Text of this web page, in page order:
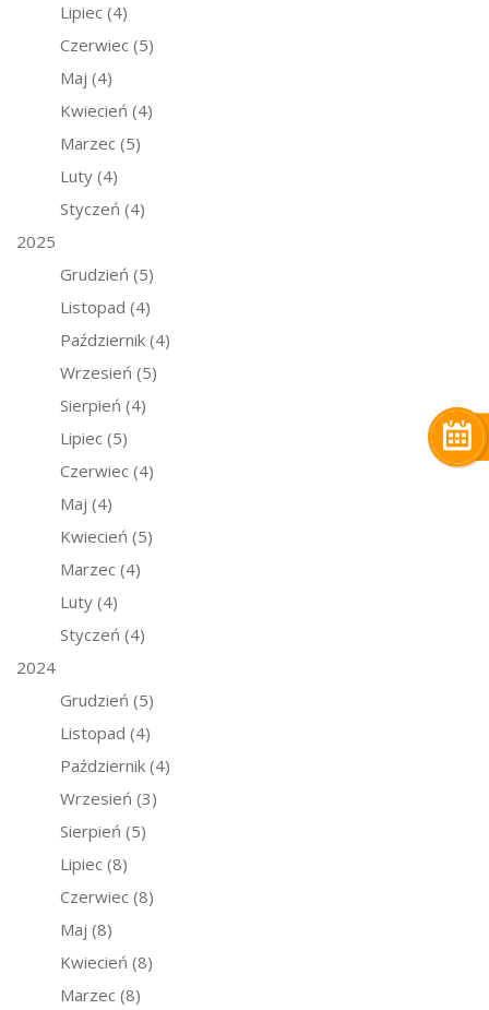
Lipiec (4)
Czerwiec (5)
Maj (4)
Kwiecień (4)
Marzec (5)
Luty (4)
Styczeń (4)
2025
Grudzień (5)
Listopad (4)
Październik (4)
Wrzesień (5)
Sierpień (4)
Lipiec (5)
Czerwiec (4)
Maj (4)
Kwiecień (5)
Marzec (4)
Luty (4)
Styczeń (4)
2024
Grudzień (5)
Listopad (4)
Październik (4)
Wrzesień (3)
Sierpień (5)
Lipiec (8)
Czerwiec (8)
Maj (8)
Kwiecień (8)
Marzec (8)